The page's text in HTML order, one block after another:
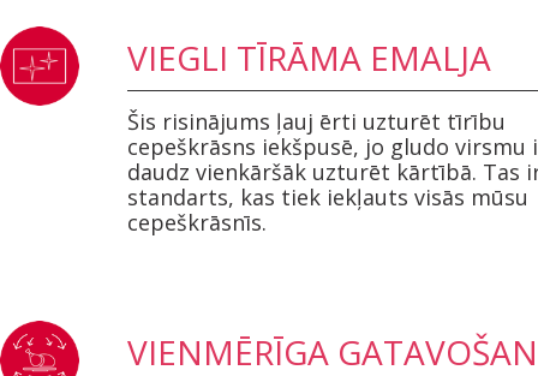
VIEGLI TĪRĀMA EMALJA
Šis risinājums ļauj ērti uzturēt tīrību
cepeškrāsns iekšpusē, jo gludo virsmu
daudz vienkāršāk uzturēt kārtībā. Tas
standarts, kas tiek iekļauts visās mūsu
cepeškrāsnīs.
VIENMĒRĪGA